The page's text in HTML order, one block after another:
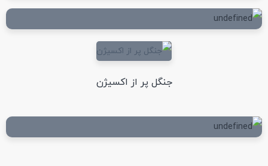
جنگل پر از اکسیژن